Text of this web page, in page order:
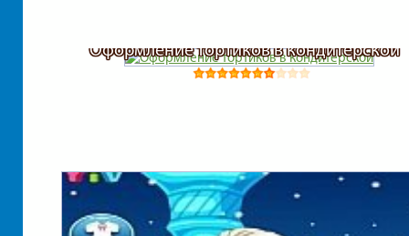
Оформление тортиков в кондитерской